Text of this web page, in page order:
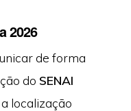
2026
de forma
do SENAI
a localização